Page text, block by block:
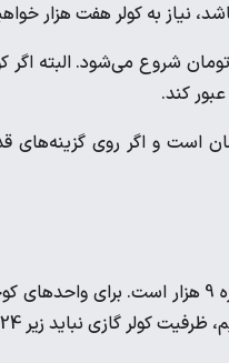
پنج هزار امسال از حول‌وحوش 35 میلیون
هزار چیزی بین 40 تا 55 میلیون تومان